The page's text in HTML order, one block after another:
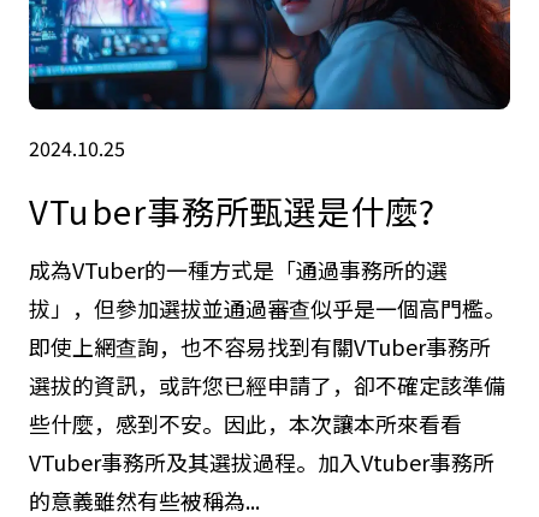
2024.10.25
VTuber事務所甄選是什麼?
成為VTuber的一種方式是「通過事務所的選
拔」，但參加選拔並通過審查似乎是一個高門檻。
即使上網查詢，也不容易找到有關VTuber事務所
選拔的資訊，或許您已經申請了，卻不確定該準備
些什麼，感到不安。因此，本次讓本所來看看
VTuber事務所及其選拔過程。加入Vtuber事務所
的意義雖然有些被稱為...